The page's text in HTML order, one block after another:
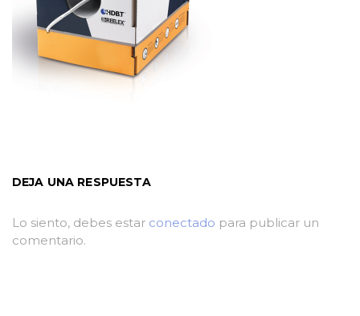
DEJA UNA RESPUESTA
Lo siento, debes estar conectado para publicar un
comentario.